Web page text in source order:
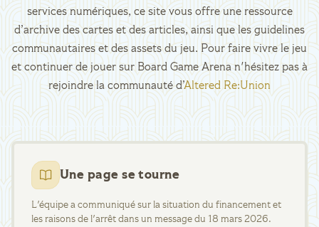
services numériques, ce site vous offre une ressource
d’archive des cartes et des articles, ainsi que les guidelines
communautaires et des assets du jeu. Pour faire vivre le jeu
et continuer de jouer sur Board Game Arena n'hésitez pas à
rejoindre la communauté d’Altered Re:Union
Une page se tourne
L'équipe a communiqué sur la situation du financement et
les raisons de l'arrêt dans un message du 18 mars 2026.